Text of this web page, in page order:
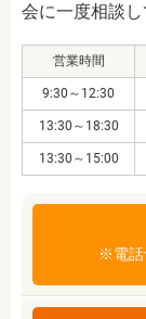
会に一度相談
営業時間
9:30～12:30
13:30～18:30
13:30～15:00
※電話